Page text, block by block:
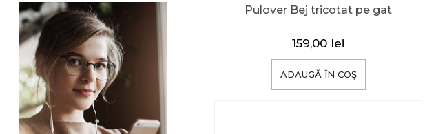
Pulover Bej tricotat pe gat
159,00 lei
ADAUGĂ ÎN COȘ